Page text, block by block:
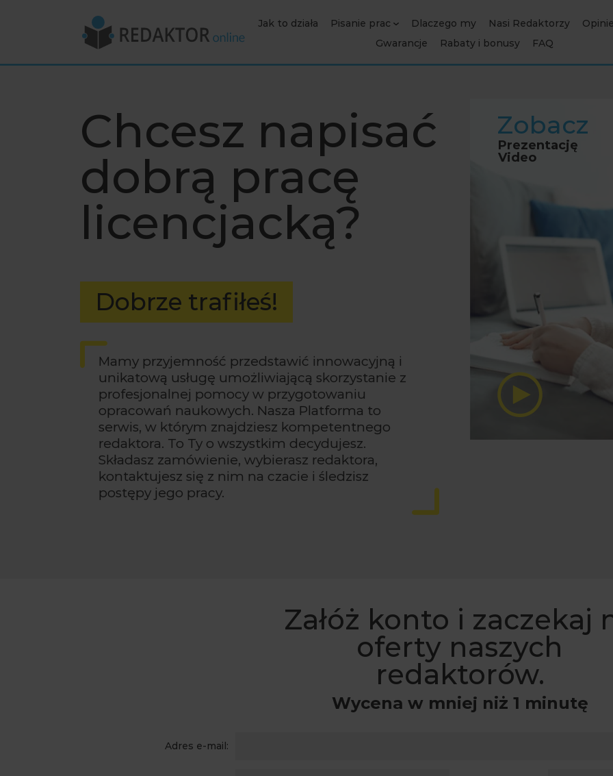
Jak to działa Pisanie prac Dlaczego my Nasi Redaktorzy
Gwarancje
Rabaty i bonusy FAQ
Chcesz napisać
dobrą pracę
licencjacką?
Dobrze trafiłeś!
Mamy przyjemność przedstawić innowacyjną i
unikatową usługę umożliwiającą skorzystanie z
profesjonalnej pomocy w przygotowaniu
opracowań naukowych. Nasza Platforma to
serwis, w którym znajdziesz kompetentnego
redaktora. To Ty o wszystkim decydujesz.
Składasz zamówienie, wybierasz redaktora,
kontaktujesz się z nim na czacie i śledzisz
postępy jego pracy.
Zobacz
Prezentację
Video
Załóż konto i zaczekaj
oferty naszych
redaktorów.
Wycena w mniej niż 1 minutę
Adres e-mail: